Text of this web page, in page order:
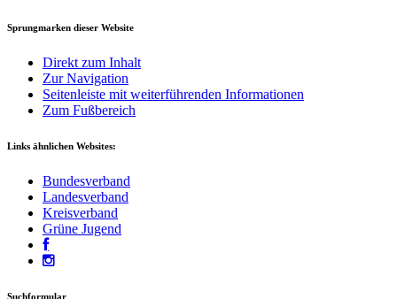
Sprungmarken dieser Website
Direkt zum Inhalt
Zur Navigation
Seitenleiste mit weiterführenden Informationen
Zum Fußbereich
Links ähnlichen Websites:
Bundesverband
Landesverband
Kreisverband
Grüne Jugend
Suchformular